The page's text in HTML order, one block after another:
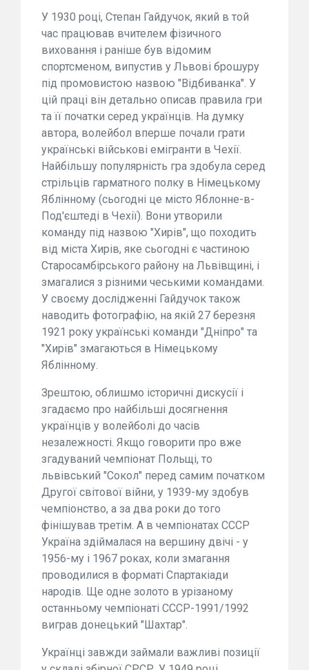
У 1930 році, Степан Гайдучок, який в той
час працював вчителем фізичного
виховання і раніше був відомим
спортсменом, випустив у Львові брошуру
під промовистою назвою "Відбиванка". У
цій праці він детально описав правила гри
та її початки серед українців. На думку
автора, волейбол вперше почали грати
українські військові емігранти в Чехії.
Найбільшу популярність гра здобула серед
стрільців гарматного полку в Німецькому
Яблінному (сьогодні це місто Яблонне-в-
Под'єштеді в Чехії). Вони утворили
команду під назвою "Хирів", що походить
від міста Хирів, яке сьогодні є частиною
Старосамбірського району на Львівщині, і
змагалися з різними чеськими командами.
У своєму дослідженні Гайдучок також
наводить фотографію, на якій 27 березня
1921 року українські команди "Дніпро" та
"Хирів" змагаються в Німецькому
Яблінному.
Зрештою, облишмо історичні дискусії і
згадаємо про найбільші досягнення
українців у волейболі до часів
незалежності. Якщо говорити про вже
згадуваний чемпіонат Польщі, то
львівський "Сокол" перед самим початком
Другої світової війни, у 1939-му здобув
чемпіонство, а за два роки до того
фінішував третім. А в чемпіонатах СССР
Україна здіймалася на вершину двічі - у
1956-му і 1967 роках, коли змагання
проводилися в форматі Спартакіади
народів. Ще одне золото в урізаному
останньому чемпіонаті СССР-1991/1992
виграв донецький "Шахтар".
Українці завжди займали важливі позиції